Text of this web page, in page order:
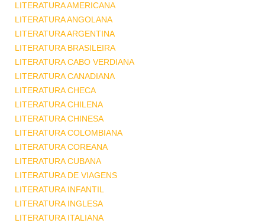
LITERATURA AMERICANA
LITERATURA ANGOLANA
LITERATURA ARGENTINA
LITERATURA BRASILEIRA
LITERATURA CABO VERDIANA
LITERATURA CANADIANA
LITERATURA CHECA
LITERATURA CHILENA
LITERATURA CHINESA
LITERATURA COLOMBIANA
LITERATURA COREANA
LITERATURA CUBANA
LITERATURA DE VIAGENS
LITERATURA INFANTIL
LITERATURA INGLESA
LITERATURA ITALIANA